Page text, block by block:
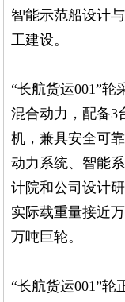
智能示范船设计
工建设。
“长航货运001”
混合动力，配备3
机，兼具安全可
动力系统、智能
计院和公司设计
实际载重量接近
万吨巨轮。
“长航货运001”